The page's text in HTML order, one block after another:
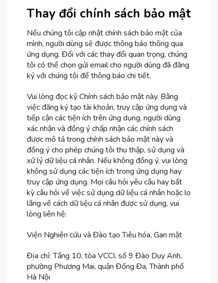
Thay đổi chính sách bảo mật
Nếu chúng tôi cập nhật chính sách bảo mật của
mình, người dùng sẽ được thông báo thông qua
ứng dụng. Đối với các thay đổi quan trọng, chúng
tôi có thể chọn gửi email cho người dùng đã đăng
ký với chúng tôi để thông báo chi tiết.
Vui lòng đọc kỹ Chính sách bảo mật này. Bằng
việc đăng ký tạo tài khoản, truy cập ứng dụng và
tiếp cận các tiện ích trên ứng dụng, người dùng
xác nhận và đồng ý chấp nhận các chính sách
được mô tả trong chính sách bảo mật này và
đồng ý cho phép chúng tôi thu thập, sử dụng và
xử lý dữ liệu cá nhân. Nếu không đồng ý, vui lòng
không sử dụng các tiện ích trong ứng dụng hay
truy cập ứng dụng. Mọi câu hỏi yêu cầu hay bất
kỳ câu hỏi về việc sử dụng dữ liệu cá nhân hoặc lo
lắng về cách dữ liệu cá nhân được sử dụng, vui
lòng liên hệ:
Viện Nghiên cứu và Đào tạo Tiêu hóa, Gan mật
Địa chỉ: Tầng 10, tòa VCCI, số 9 Đào Duy Anh,
phường Phương Mai, quận Đống Đa, Thành phố
Hà Nội